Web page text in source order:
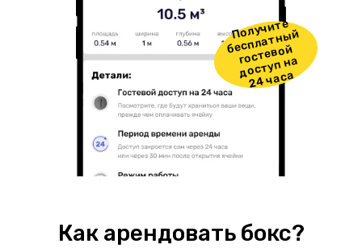
Как арендовать бокс?